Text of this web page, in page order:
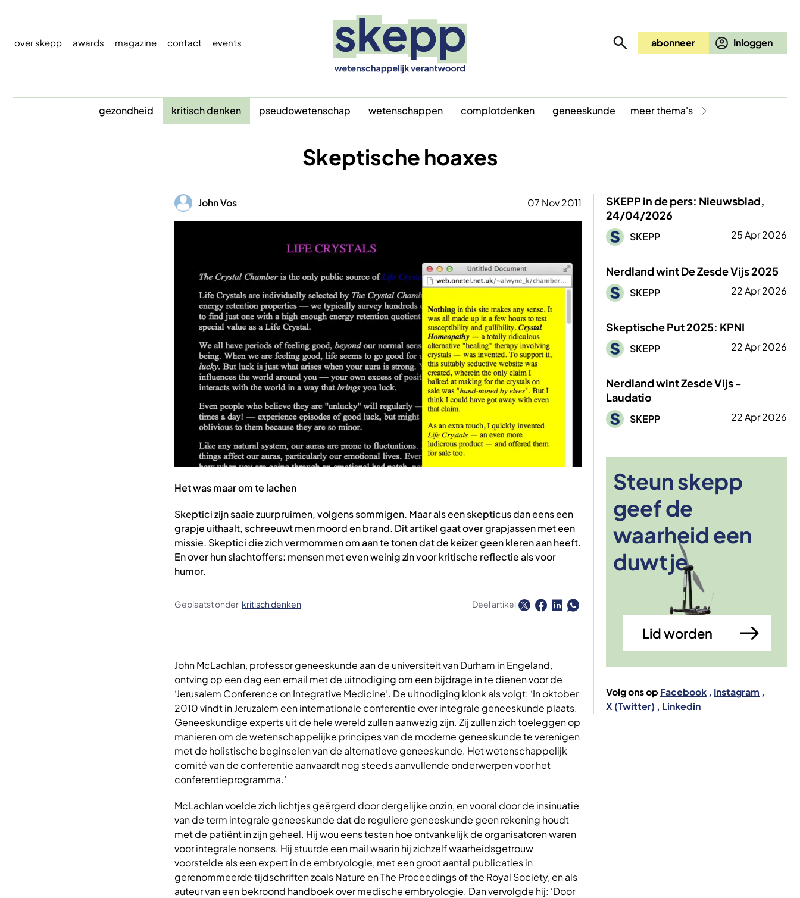
over skepp awards magazine contact events abonneer
gezondheid kritisch denken pseudowetenschap wetenschappen complotdenken geneeskunde meer thema's
Skeptische hoaxes
Afbeelding
John Vos 07 Nov 2011
Het was maar om te lachen
Skeptici zijn saaie zuurpruimen, volgens sommigen. Maar als een skepticus dan eens een
grapje uithaalt, schreeuwt men moord en brand. Dit artikel gaat over grapjassen met een
missie. Skeptici die zich vermommen om aan te tonen dat de keizer geen kleren aan heeft.
En over hun slachtoffers: mensen met even weinig zin voor kritische reflectie als voor
humor.
Geplaatst onder kritisch denken Deel artikel
John McLachlan, professor geneeskunde aan de universiteit van Durham in Engeland,
ontving op een dag een email met de uitnodiging om een bijdrage in te dienen voor de
‘Jerusalem Conference on Integrative Medicine’. De uitnodiging klonk als volgt: ‘In oktober
2010 vindt in Jeruzalem een internationale conferentie over integrale geneeskunde plaats.
Geneeskundige experts uit de hele wereld zullen aanwezig zijn. Zij zullen zich toeleggen op
manieren om de wetenschappelijke principes van de moderne geneeskunde te verenigen
met de holistische beginselen van de alternatieve geneeskunde. Het wetenschappelijk
comité van de conferentie aanvaardt nog steeds aanvullende onderwerpen voor het
conferentieprogramma.’
McLachlan voelde zich lichtjes geërgerd door dergelijke onzin, en vooral door de insinuatie
van de term integrale geneeskunde dat de reguliere geneeskunde geen rekening houdt
met de patiënt in zijn geheel. Hij wou eens testen hoe ontvankelijk de organisatoren waren
voor integrale nonsens. Hij stuurde een mail waarin hij zichzelf waarheidsgetrouw
voorstelde als een expert in de embryologie, met een groot aantal publicaties in
gerenommeerde tijdschriften zoals Nature en The Proceedings of the Royal Society, en als
auteur van een bekroond handboek over medische embryologie. Dan vervolgde hij: ‘Door
SKEPP in de pers: Nieuwsblad,
24/04/2026
Afbeelding
SKEPP 25 Apr 2026
Nerdland wint De Zesde Vijs 2025
Afbeelding
SKEPP 22 Apr 2026
Skeptische Put 2025: KPNI
Afbeelding
SKEPP 22 Apr 2026
Nerdland wint Zesde Vijs -
Laudatio
Afbeelding
SKEPP 22 Apr 2026
Steun skepp
geef de
waarheid een
duwtje
Lid worden
Afbeelding
Volg ons op Facebook
Instagram
X (Twitter)
Linkedin